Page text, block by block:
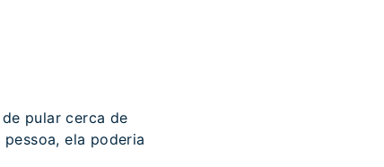
pular cerca de
ela poderia